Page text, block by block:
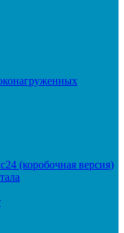
(коробочная версия)